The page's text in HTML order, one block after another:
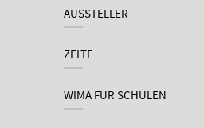
AUSSTELLER
ZELTE
WIMA FÜR SCHULEN